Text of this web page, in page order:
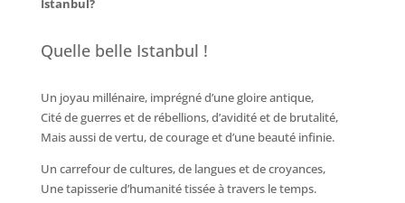
İstanbul?
Quelle belle Istanbul !
Un joyau millénaire, imprégné d’une gloire antique,
Cité de guerres et de rébellions, d’avidité et de brutalité,
Mais aussi de vertu, de courage et d’une beauté infinie.
Un carrefour de cultures, de langues et de croyances,
Une tapisserie d’humanité tissée à travers le temps.